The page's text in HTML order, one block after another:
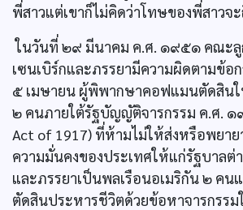
พี่สาวแต่เขาก็ไม่คิดว่าโทษของพี่สาวจ
ในวันที่ ๒๙ มีนาคม ค.ศ. ๑๙๕๑ คณะลู
เซนเบิร์กและภรรยามีความผิดตามข้อ
๕ เมษายน ผู้พิพากษาคอฟแมนตัดสิน
๒ คนภายใต้รัฐบัญญัติจารกรรม ค.ศ. ๑
Act of 1917) ที่ห้ามไม่ให้ส่งหรือพยาย
ความมั่นคงของประเทศให้แก่รัฐบาลต่
และภรรยาเป็นพลเรือนอเมริกัน ๒ คน
ตัดสินประหารชีวิตด้วยข้อหาจารกรรม